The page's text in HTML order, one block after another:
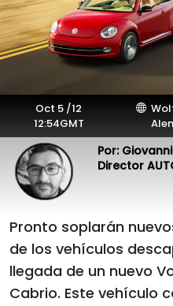
Oct 5 /12
12:54GMT
Por:
Director
Pronto soplarán
de los vehículos
llegada de un nuevo
Cabrio. Este vehículo